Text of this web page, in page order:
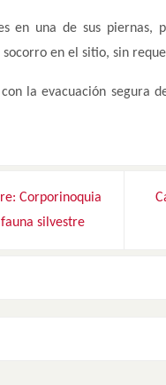
en una de sus
en el sitio, sin
la evacuación segura
Corporinoquia
silvestre